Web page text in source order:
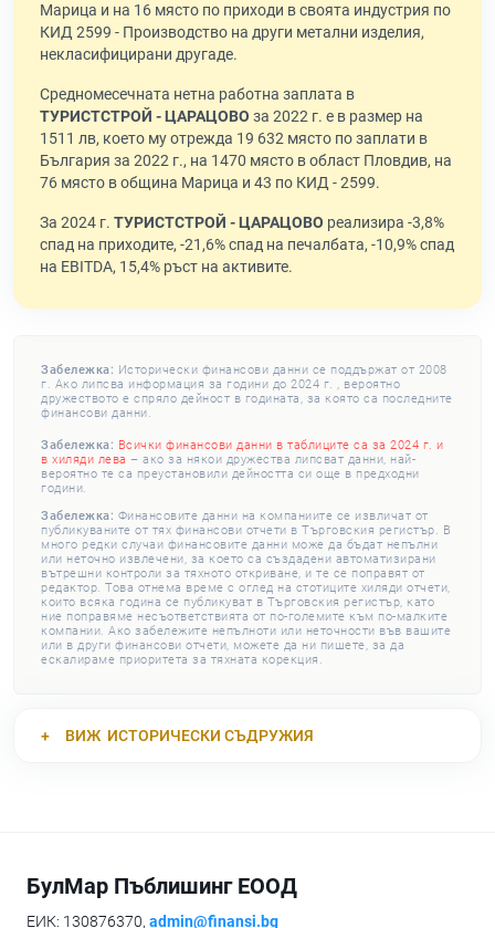
Марица и на 16 място по приходи в своята индустрия по
КИД 2599 - Производство на други метални изделия,
некласифицирани другаде.
Средномесечната нетна работна заплата в
ТУРИСТСТРОЙ - ЦАРАЦОВО за 2022 г. е в размер на
1511 лв, което му отрежда 19 632 място по заплати в
България за 2022 г., на 1470 място в област Пловдив, на
76 място в община Марица и 43 по КИД - 2599.
За 2024 г. ТУРИСТСТРОЙ - ЦАРАЦОВО реализира -3,8%
спад на приходите, -21,6% спад на печалбата, -10,9% спад
на EBITDA, 15,4% ръст на активите.
Забележка: Исторически финансови данни се поддържат от 2008
г. Ако липсва информация за години до 2024 г. , вероятно
дружеството е спряло дейност в годината, за която са последните
финансови данни.
Забележка: Всички финансови данни в таблиците са за 2024 г. и
в хиляди лева – ако за някои дружества липсват данни, най-
вероятно те са преустановили дейността си още в предходни
години.
Забележка: Финансовите данни на компаниите се извличат от
публикуваните от тях финансови отчети в Търговския регистър. В
много редки случаи финансовите данни може да бъдат непълни
или неточно извлечени, за което са създадени автоматизирани
вътрешни контроли за тяхното откриване, и те се поправят от
редактор. Това отнема време с оглед на стотиците хиляди отчети,
които всяка година се публикуват в Търговския регистър, като
ние поправяме несъответствията от по-големите към по-малките
компании. Ако забележите непълноти или неточности във вашите
или в други финансови отчети, можете да ни пишете, за да
ескалираме приоритета за тяхната корекция.
ВИЖ ИСТОРИЧЕСКИ СЪДРУЖИЯ
БулМар Пъблишинг ЕООД
ЕИК: 130876370, admin@finansi.bg